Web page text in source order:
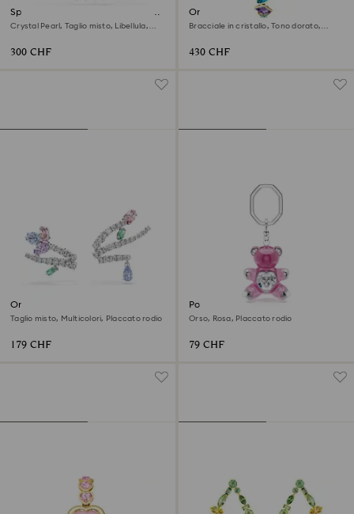
Spilla e accessorio per capelli
Ariana Grande x Swarovski
Crystal Pearl, Taglio misto, Libellula,
300 CHF
Orologio Gema
Bracciale in cristallo, Tono dorato,
430 CHF
Orecchini ear cuff Ariana
Grande x Swarovski
Taglio misto, Multicolori, Placcato rodio
179 CHF
Portachiavi Teddy
Orso, Rosa, Placcato rodio
79 CHF